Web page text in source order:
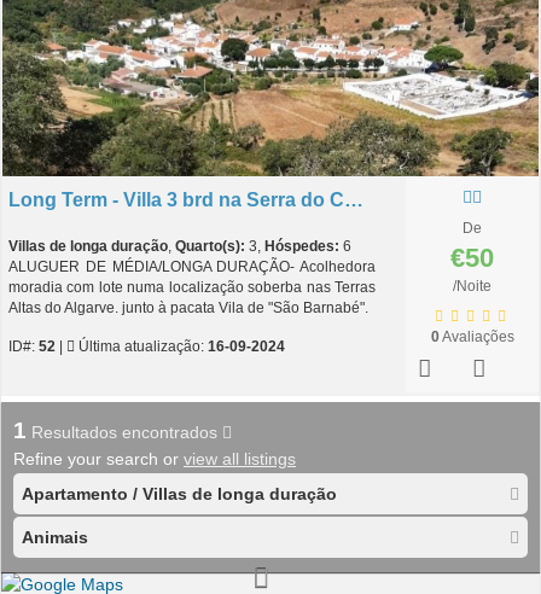
Long Term - Villa 3 brd na Serra do Caldeirão - São Barnabé
Villas de longa duração, Quarto(s): 3, Hóspedes: 6
ALUGUER DE MÉDIA/LONGA DURAÇÃO- Acolhedora
moradia com lote numa localização soberba nas Terras
Altas do Algarve. junto à pacata Vila de "São Barnabé".
ID#: 52 Última atualização: 16-09-2024
De
€50
/Noite
0Avaliações
1 Resultados encontrados
Refine your search or view all listings
Apartamento / Villas de longa duração
Animais